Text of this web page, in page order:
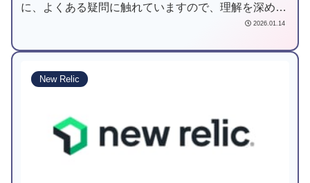
に、よくある疑問に触れていますので、理解を深めて
2026.01.14
New Relic